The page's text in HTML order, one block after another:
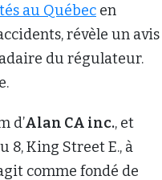
au Québec en
révèle un avis
du régulateur.
d’Alan CA inc., et
8, King Street E., à
comme fondé de